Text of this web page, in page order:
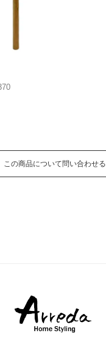
この商品について問い合わせる